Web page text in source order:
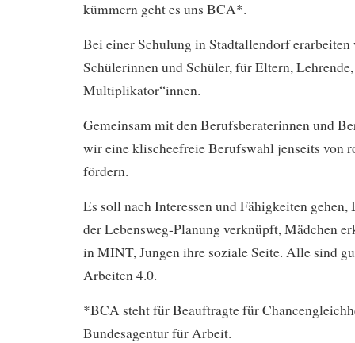
kümmern geht es uns BCA*.
Bei einer Schulung in Stadtallendorf
Schülerinnen und Schüler, für Eltern,
Multiplikator“innen.
Gemeinsam mit den Berufsberaterinnen und
wir eine klischeefreie Berufswahl jenseits von
fördern.
Es soll nach Interessen und Fähigkeiten
der Lebensweg-Planung verknüpft, Mädchen
in MINT, Jungen ihre soziale Seite. Alle sind
Arbeiten 4.0.
*BCA steht für Beauftragte für
Bundesagentur für Arbeit.